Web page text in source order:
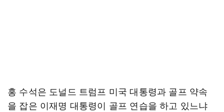
홍 수석은 도널드 트럼프 미국 대통령과 골프 약속
을 잡은 이재명 대통령이 골프 연습을 하고 있느냐